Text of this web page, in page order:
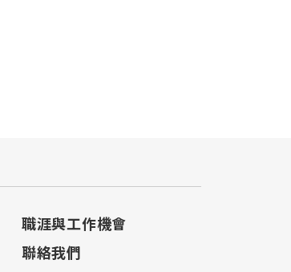
職涯與工作機會
聯絡我們